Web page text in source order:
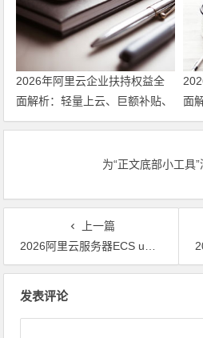
代金券
2026年阿里云企业扶持权益全
面解析：轻量上云、巨额补贴、
专家护航三箭齐发 领代金券
面
专
为“正文底部小工具
上一篇
2026阿里云服务器ECS u1实例超值优惠活动盛大开启！
发表评论